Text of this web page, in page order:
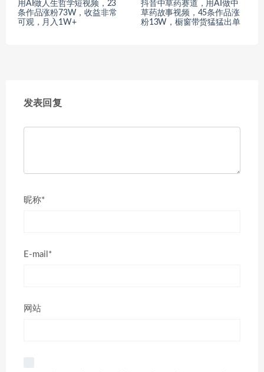
用AI做人生哲学短视频，23
条作品涨粉73W，收益非常
可观，月入1W+
抖音中草药赛道，用AI做中
草药故事视频，45条作品涨
粉13W，橱窗带货猛猛出单
发表回复
昵称*
E-mail*
网站